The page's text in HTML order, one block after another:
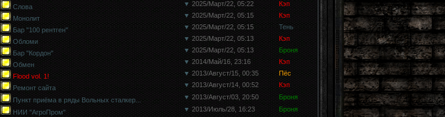
Слова
▼ 2025/Март/22, 05:22
Кэп
Монолит
▼ 2025/Март/22, 05:15
Кэп
Бар "100 рентген"
▼ 2025/Март/22, 05:15
Тень
Обломи
▼ 2025/Март/22, 05:13
Кэп
Бар "Кордон"
▼ 2025/Март/22, 05:13
Броня
Обмен
▼ 2014/Май/16, 23:16
Кэп
Flood vol. 1!
▼ 2013/Август/15, 00:35
Пёс
Ремонт сайта
▼ 2013/Август/14, 00:52 Кэп
Пункт приёма в ряды Вольных сталкер... ▼ 2013/Август/03, 20:50 Броня
НИИ "АгроПром" ▼ 2013/Июль/28, 16:23 Броня